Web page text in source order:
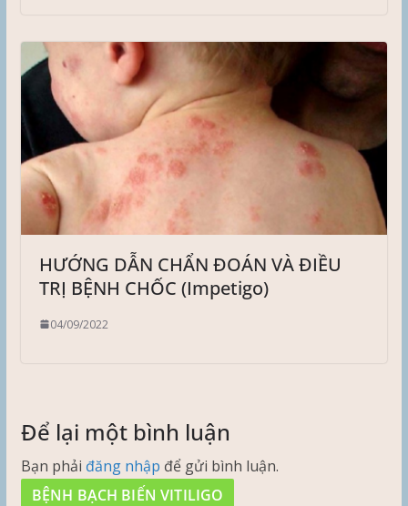
HƯỚNG DẪN CHẨN ĐOÁN VÀ ĐIỀU
TRỊ BỆNH CHỐC (Impetigo)
04/09/2022
Để lại một bình luận
Bạn phải đăng nhập để gửi bình luận.
BỆNH BẠCH BIẾN VITILIGO